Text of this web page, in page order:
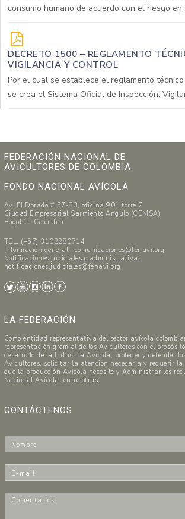
consumo humano de acuerdo con el riesgo
DECRETO 1500 – REGLAMENTO
VIGILANCIA Y CONTROL
Por el cual se establece el reglamento
se crea el Sistema Oficial de Inspección,
FEDERACIÓN NACIONAL DE
AVICULTORES DE COLOMBIA
FONDO NACIONAL AVÍCOLA
Av. El Dorado # 57-83, oficina 901 torre 7
Ciudad Empresarial Sarmiento Angulo (CEMSA)
Bogotá - Colombia
TEL. (+57) 3102280714
Información general: comunicaciones@fenavi.org
Notificaciones judiciales o administrativas:
notificaciones.judiciales@fenavi.org
LA FEDERACIÓN
Como entidad representativa del sector avícola
representación gremial de los Avicultores con el
desarrollo de la Industria Avícola, proteger y defender
Avicultores, solicitar la atención necesaria y requerir la
que la producción Avícola necesite y Administrar los
Nacional Avícola, entre otras.
CONTÁCTENOS
o
m
-
m